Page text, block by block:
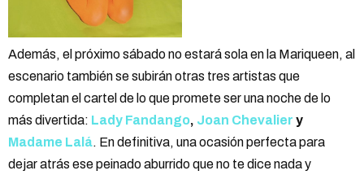
Además, el próximo sábado no estará sola en la Mariqueen, al
escenario también se subirán otras tres artistas que
completan el cartel de lo que promete ser una noche de lo
más divertida: Lady Fandango, Joan Chevalier y
Madame Lalá. En definitiva, una ocasión perfecta para
dejar atrás ese peinado aburrido que no te dice nada y